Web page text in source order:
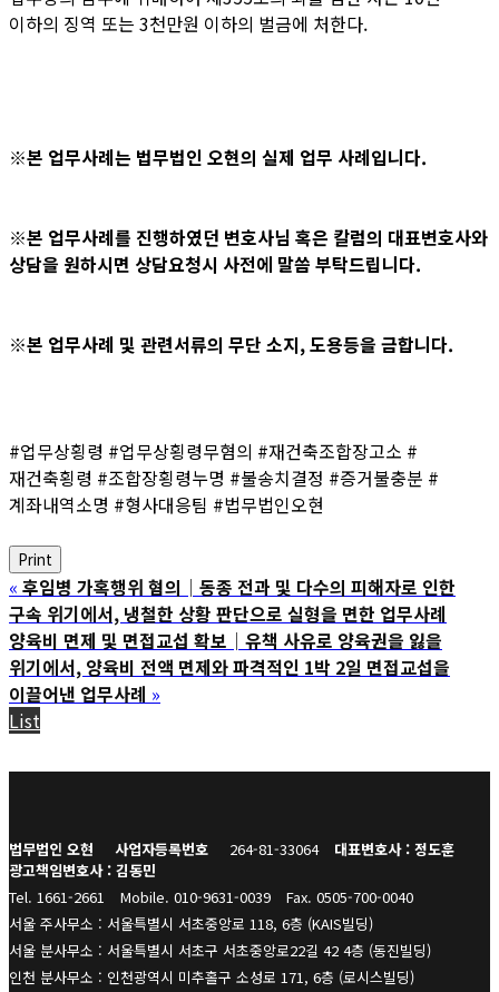
이하의 징역 또는 3천만원 이하의 벌금에 처한다.
※본 업무사례는 법무법인 오현의 실제 업무 사례입니다.
※본 업무사례를 진행하였던 변호사님 혹은 칼럼의 대표변호사와
상담을 원하시면 상담요청시 사전에 말씀 부탁드립니다.
※본 업무사례 및 관련서류의 무단 소지, 도용등을 금합니다.
#업무상횡령 #업무상횡령무혐의 #재건축조합장고소 #
재건축횡령 #조합장횡령누명 #불송치결정 #증거불충분 #
계좌내역소명 #형사대응팀 #법무법인오현
Print
« 후임병 가혹행위 혐의│동종 전과 및 다수의 피해자로 인한
구속 위기에서, 냉철한 상황 판단으로 실형을 면한 업무사례
양육비 면제 및 면접교섭 확보│유책 사유로 양육권을 잃을
위기에서, 양육비 전액 면제와 파격적인 1박 2일 면접교섭을
이끌어낸 업무사례 »
List
법무법인 오현 사업자등록번호 264-81-33064
대표변호사 : 정도훈
광고책임변호사 : 김동민
Tel. 1661-2661
Mobile. 010-9631-0039
Fax. 0505-700-0040
서울 주사무소 : 서울특별시 서초중앙로 118, 6층 (KAIS빌딩)
서울 분사무소 : 서울특별시 서초구 서초중앙로22길 42 4층 (동진빌딩)
인천 분사무소 : 인천광역시 미추홀구 소성로 171, 6층 (로시스빌딩)